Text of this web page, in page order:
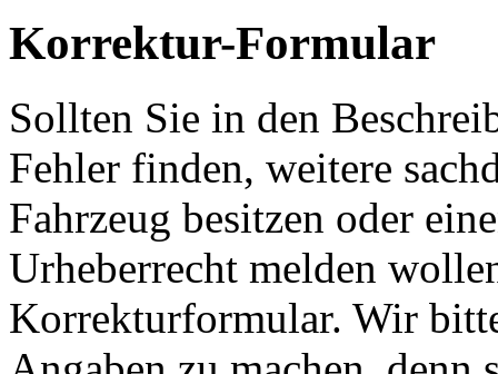
Korrektur-Formular
Sollten Sie in den
Fehler finden, weitere
Fahrzeug besitzen oder
Urheberrecht melden
Korrekturformular. Wir